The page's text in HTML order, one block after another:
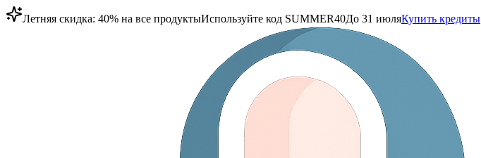
Летняя скидка: 40% на все продуктыИспользуйте код SUMMER40До 31 июляКупить кредиты